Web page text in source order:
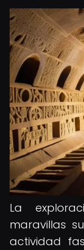
La
maravillas
actividad